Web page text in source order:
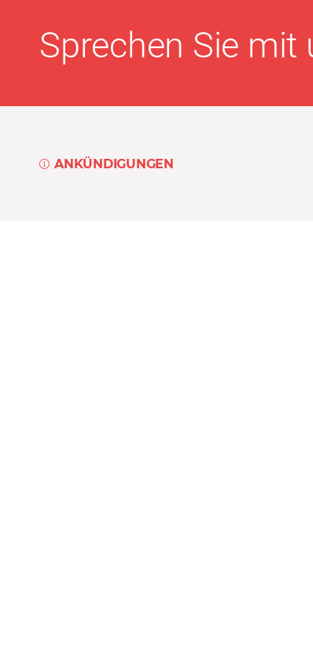
Sprechen Sie mit
ANKÜNDIGUNGEN